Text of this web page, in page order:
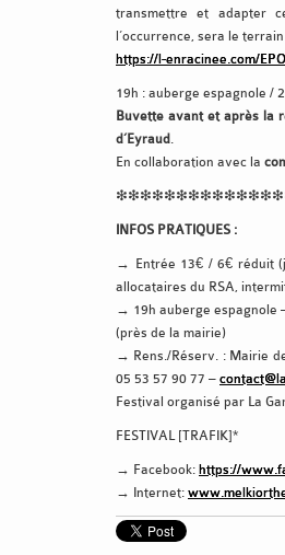
transmettre et adapter
l’occurrence, sera le
https://l-enracinee.com/
19h : auberge espagnole /
Buvette avant et après la
d’Eyraud.
En collaboration avec la
INFOS PRATIQUES :
→ Entrée 13€ / 6€ réduit
allocataires du RSA,
→ 19h auberge espagnole –
(près de la mairie)
→ Rens./Réserv. : Mairie
05 53 57 90 77 –
Festival organisé par La
FESTIVAL [TRAFIK]*
→ Facebook: https://
→ Internet: